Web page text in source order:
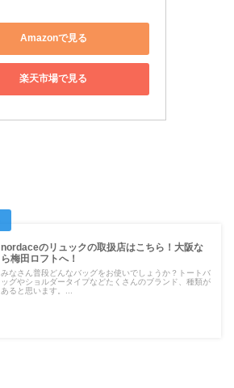
Amazonで見る
楽天市場で見る
nordaceのリュックの取扱店はこちら！大阪な
ら梅田ロフトへ！
みなさん普段どんなバッグをお使いでしょうか？トートバ
ッグやショルダータイプなどたくさんのブランド、種類が
あると思います。...